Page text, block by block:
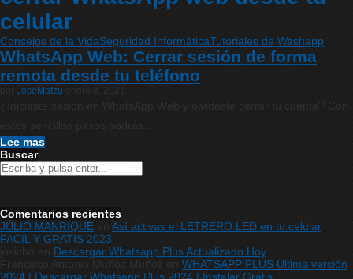
celular
Consejos de la VidaSeguridad InformáticaTutoriales de Washapp
WhatsApp Web: Cerrar sesión de forma
remota desde tu teléfono
JoseMatzu
¿Iniciaste sesión en WhatsApp Web y olvidaste cerrar tu cuenta? Con
Lee mas
Buscar
Comentarios recientes
JULIO MANRIQUE
Así activas el LETRERO LED en tu celular
FACIL Y GRATIS 2023
josicho
Descargar Whatsapp Plus Actualizado Hoy
WHATSAPP PLUS Ultima versión